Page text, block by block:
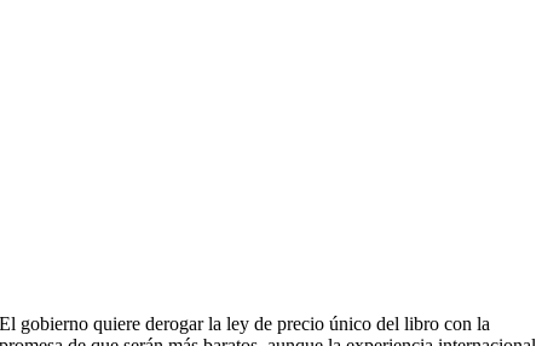
El gobierno quiere derogar la ley de precio único del libro con la